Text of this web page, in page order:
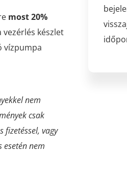
most 20%
vezérlés készlet
vízpumpa
nem
csak
fizetéssel, vagy
esetén nem